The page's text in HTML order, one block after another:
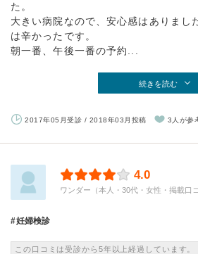
た。
大きい病院なので、安心感はありまし
は辛かったです。
朝一番、午後一番の予約...
続きを読む
2017年05月受診 / 2018年03月投稿 3人が参
4.0
ワンダー（本人・30代・女性・掲載口
妊婦検診
この口コミは受診から5年以上経過しています。